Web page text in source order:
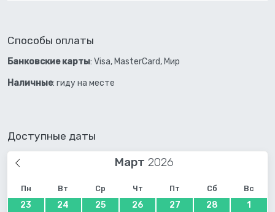
Способы оплаты
Банковские карты: Visa, MasterCard, Мир
Наличные: гиду на месте
Доступные даты
Март
Пн Вт Ср Чт Пт Сб Вс
23 24 25 26 27 28 1